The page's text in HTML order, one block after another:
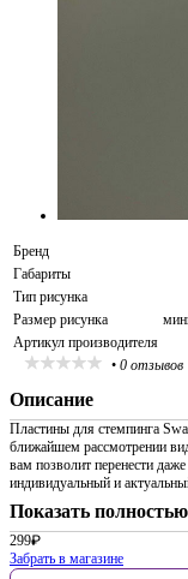
Бренд
Габариты
Тип рисунка
Размер рисунка
Артикул производителя
• 0 отзывов
Описание
Пластины для стемпинга
ближайшем рассмотрении
вам позволит перенести
индивидуальный и
Показать
299₽
Забрать в магазине